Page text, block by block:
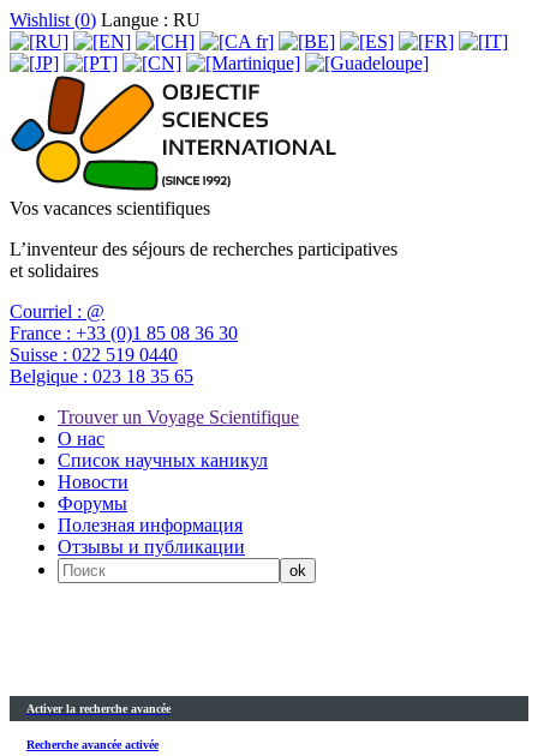
Wishlist (0) Langue : RU
Vos vacances scientifiques
L’inventeur des séjours de recherches participatives
et solidaires
Courriel : @
France : +33 (0)1 85 08 36 30
Suisse : 022 519 0440
Belgique : 023 18 35 65
Trouver un Voyage Scientifique
О нас
Список научных каникул
Новости
Форумы
Полезная информация
Отзывы и публикации
Activer la recherche avancée
Recherche avancée activée